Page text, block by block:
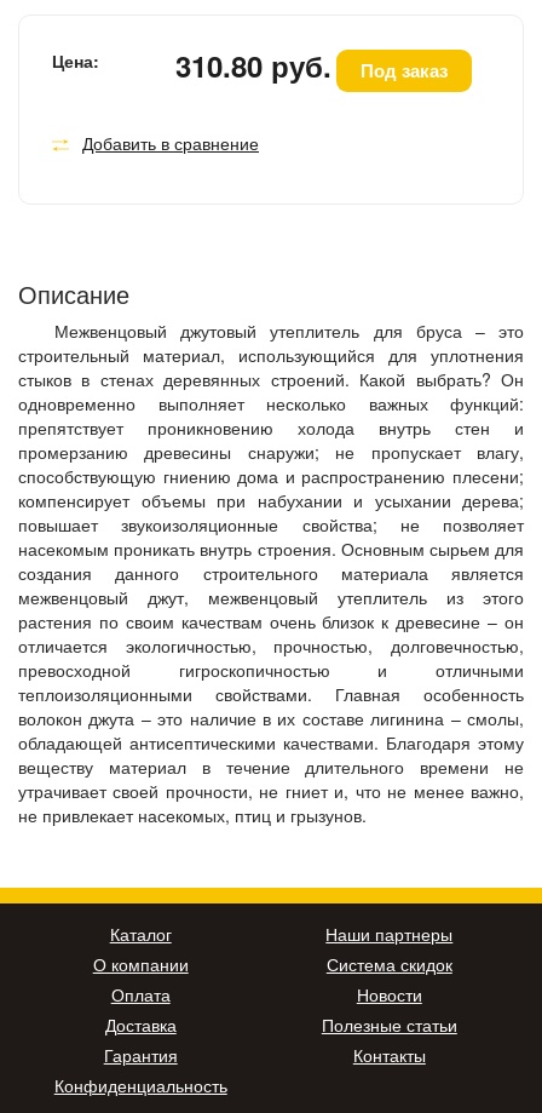
Цена: 310.80 руб. Под заказ
Добавить в сравнение
Описание
Межвенцовый джутовый утеплитель для бруса – это
строительный материал, использующийся для уплотнения
стыков в стенах деревянных строений. Какой выбрать? Он
одновременно выполняет несколько важных функций:
препятствует проникновению холода внутрь стен и
промерзанию древесины снаружи; не пропускает влагу,
способствующую гниению дома и распространению плесени;
компенсирует объемы при набухании и усыхании дерева;
повышает звукоизоляционные свойства; не позволяет
насекомым проникать внутрь строения. Основным сырьем для
создания данного строительного материала является
межвенцовый джут, межвенцовый утеплитель из этого
растения по своим качествам очень близок к древесине – он
отличается экологичностью, прочностью, долговечностью,
превосходной гигроскопичностью и отличными
теплоизоляционными свойствами. Главная особенность
волокон джута – это наличие в их составе лигинина – смолы,
обладающей антисептическими качествами. Благодаря этому
веществу материал в течение длительного времени не
утрачивает своей прочности, не гниет и, что не менее важно,
не привлекает насекомых, птиц и грызунов.
Каталог
О компании
Оплата
Доставка
Гарантия
Конфиденциальность
Наши партнеры
Система скидок
Новости
Полезные статьи
Контакты